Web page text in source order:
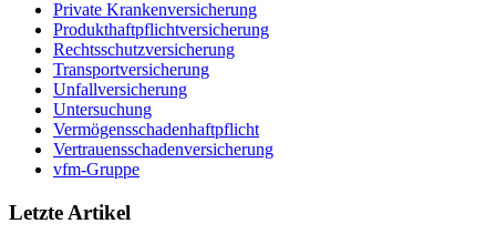
Private Krankenversicherung
Produkthaftpflichtversicherung
Rechtsschutzversicherung
Transportversicherung
Unfallversicherung
Untersuchung
Vermögensschadenhaftpflicht
Vertrauensschadenversicherung
vfm-Gruppe
Letzte Artikel